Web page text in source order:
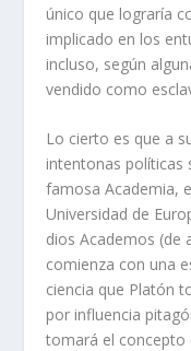
único que lograría
implicado en los
incluso, según
vendido como
Lo cierto es que a
intentonas políticas
famosa Academia,
Universidad de
dios Academos (de
comienza con una
ciencia que Platón
por influencia
tomará el concepto